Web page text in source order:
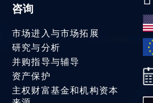
咨询
市场进入与市场拓展
研究与分析
并购指导与辅导
资产保护
主权财富基金和机构资本